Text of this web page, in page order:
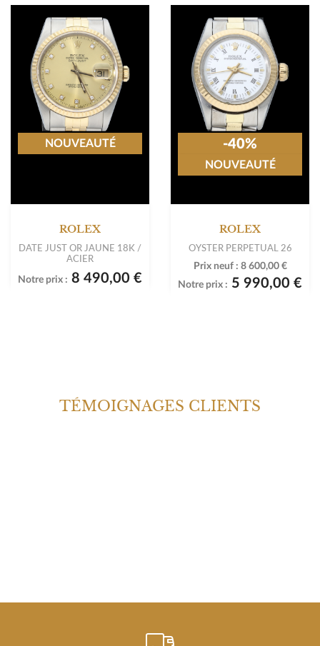
ROLEX
DATE JUST OR JAUNE 18K /
ACIER
Notre prix : 8 490,00 €
NOUVEAUTÉ
ROLEX
OYSTER PERPETUAL 26
Prix neuf : 8 600,00 €
Notre prix : 5 990,00 €
-40%
NOUVEAUTÉ
TÉMOIGNAGES CLIENTS